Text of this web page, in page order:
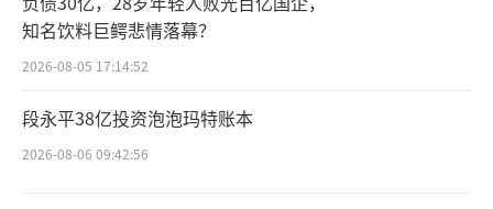
期逆回购到期，公开市场实现净回笼510.3亿
元。另在7月29日，人民银行以固定利率、数量
招标方式开展了3015.7亿元逆回购操作，期限
为7天，利率也保持在1.7%，因该日有582亿元
知名饮料巨鳄悲情落幕？
2026-08-05 17:14:52
段永平38亿投资泡泡玛特账本
2026-08-06 09:42:56